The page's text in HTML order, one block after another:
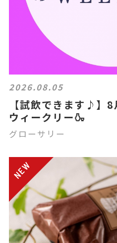
2026.08.05
【試飲できます♪】
ウィークリー🍶
グローサリー